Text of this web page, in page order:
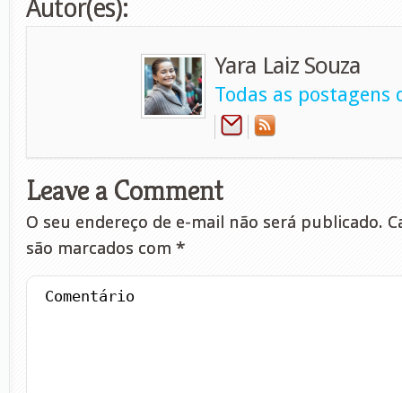
Autor(es):
Yara Laiz Souza
Todas as postagens
Leave a Comment
O seu endereço de e-mail não será publicado.
são marcados com *